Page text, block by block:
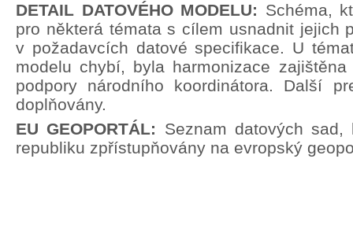
DETAIL DATOVÉHO MODELU: Schéma,
pro některá témata s cílem usnadnit jejich
v požadavcích datové specifikace. U
modelu chybí, byla harmonizace
podpory národního koordinátora. Další
doplňovány.
EU GEOPORTÁL: Seznam datových
republiku zpřístupňovány na evropský